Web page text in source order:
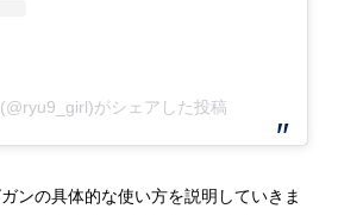
がシェアした投稿
ンの具体的な使い方を説明していきま